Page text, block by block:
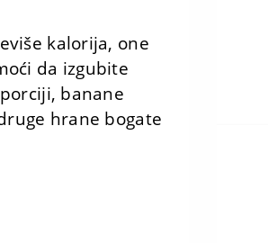
kalorija, one
da izgubite
banane
hrane bogate